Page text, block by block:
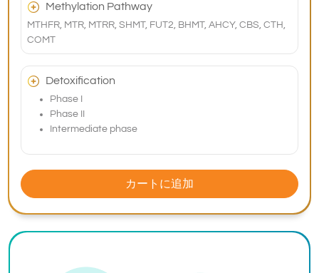
Methylation Pathway
MTHFR, MTR, MTRR, SHMT, FUT2, BHMT, AHCY, CBS, CTH,
COMT
Detoxification
Phase I
Phase II
Intermediate phase
カートに追加